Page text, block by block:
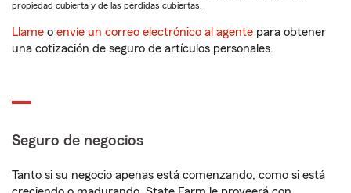
propiedad cubierta y de las pérdidas cubiertas.
Llame o envíe un correo electrónico al agente para obtener
una cotización de seguro de artículos personales.
Seguro de negocios
Tanto si su negocio apenas está comenzando, como si está